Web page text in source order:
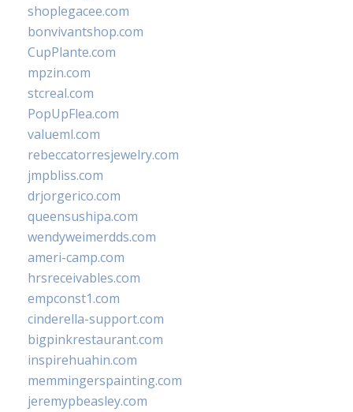
shoplegacee.com
bonvivantshop.com
CupPlante.com
mpzin.com
stcreal.com
PopUpFlea.com
valueml.com
rebeccatorresjewelry.com
jmpbliss.com
drjorgerico.com
queensushipa.com
wendyweimerdds.com
ameri-camp.com
hrsreceivables.com
empconst1.com
cinderella-support.com
bigpinkrestaurant.com
inspirehuahin.com
memmingerspainting.com
jeremypbeasley.com